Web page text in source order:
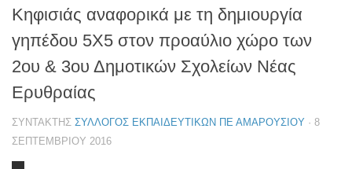
Κηφισιάς αναφορικά με τη δημιουργία
γηπέδου 5Χ5 στον προαύλιο χώρο των
2ου & 3ου Δημοτικών Σχολείων Νέας
Ερυθραίας
ΣΥΝΤΆΚΤΗΣ ΣΎΛΛΟΓΟΣ ΕΚΠΑΙΔΕΥΤΙΚΏΝ ΠΕ ΑΜΑΡΟΥΣΊΟΥ · 8
ΣΕΠΤΕΜΒΡΊΟΥ 2016